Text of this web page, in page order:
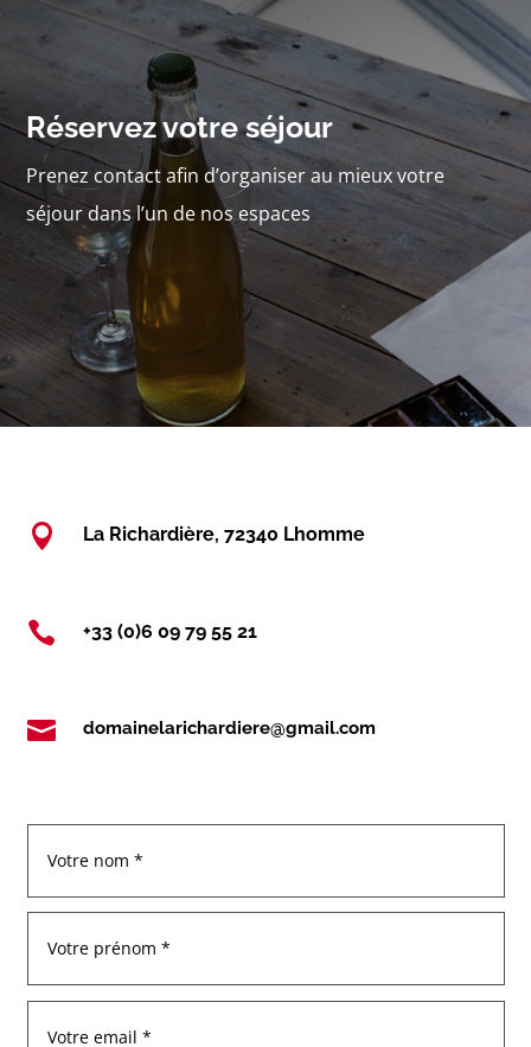
Réservez votre séjour
Prenez contact afin d’organiser au mieux votre
séjour dans l’un de nos espaces
 La Richardière, 72340 Lhomme
 +33 (0)6 09 79 55 21
 domainelarichardiere@gmail.com